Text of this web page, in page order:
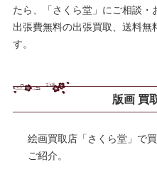
たら、「さくら堂」にご相談・
出張費無料の出張買取、送料無
す。
版画 買
絵画買取店「さくら堂」で
ご紹介。